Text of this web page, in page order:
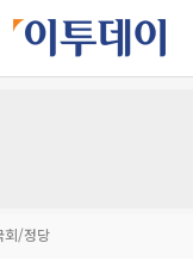
회/정당